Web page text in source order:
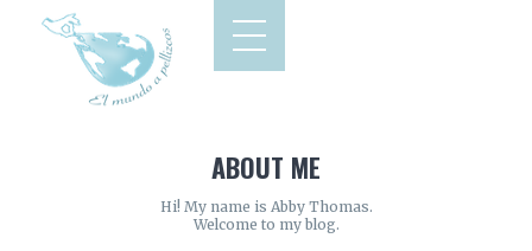
ABOUT ME
Hi! My name is Abby Thomas.
Welcome to my blog.